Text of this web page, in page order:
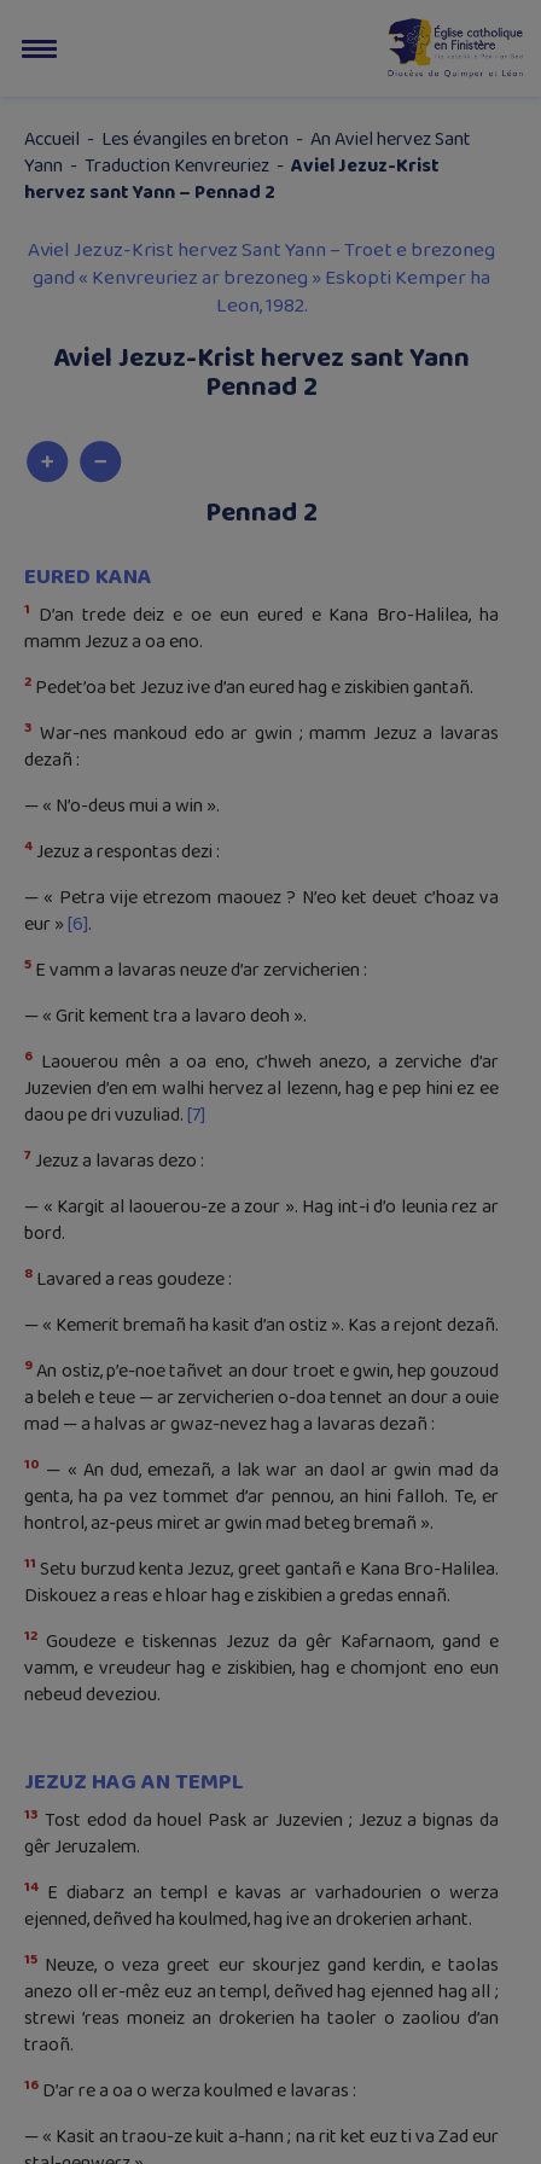
Accueil - Les évangiles en breton - An Aviel hervez Sant
Yann - Traduction Kenvreuriez - Aviel Jezuz-Krist
hervez sant Yann – Pennad 2
Aviel Jezuz-Krist hervez Sant Yann – Troet e brezoneg
gand « Kenvreuriez ar brezoneg » Eskopti Kemper ha
Leon, 1982.
Aviel Jezuz-Krist hervez sant Yann
Pennad 2
Pennad 2
EURED KANA
1 D’an trede deiz e oe eun eured e Kana Bro-Halilea, ha
mamm Jezuz a oa eno.
2 Pedet’oa bet Jezuz ive d’an eured hag e ziskibien gantañ.
3 War-nes mankoud edo ar gwin ; mamm Jezuz a lavaras
dezañ :
— « N’o-deus mui a win ».
4 Jezuz a respontas dezi :
— « Petra vije etrezom maouez ? N’eo ket deuet c’hoaz va
eur »[6].
5 E vamm a lavaras neuze d’ar zervicherien :
— « Grit kement tra a lavaro deoh ».
6 Laouerou mên a oa eno, c’hweh anezo, a zerviche d’ar
Juzevien d’en em walhi hervez al lezenn, hag e pep hini ez ee
daou pe dri vuzuliad.[7]
7 Jezuz a lavaras dezo :
— « Kargit al laouerou-ze a zour ». Hag int-i d’o leunia rez ar
bord.
8 Lavared a reas goudeze :
— « Kemerit bremañ ha kasit d’an ostiz ». Kas a rejont dezañ.
9An ostiz, p’e-noe tañvet an dour troet e gwin, hep gouzoud
a beleh e teue — ar zervicherien o-doa tennet an dour a ouie
mad — a halvas ar gwaz-nevez hag a lavaras dezañ :
10 — « An dud, emezañ, a lak war an daol ar gwin mad da
genta, ha pa vez tommet d’ar pennou, an hini falloh. Te, er
hontrol, az-peus miret ar gwin mad beteg bremañ ».
11 Setu burzud kenta Jezuz, greet gantañ e Kana Bro-Halilea.
Diskouez a reas e hloar hag e ziskibien a gredas ennañ.
12 Goudeze e tiskennas Jezuz da gêr Kafarnaom, gand e
vamm, e vreudeur hag e ziskibien, hag e chomjont eno eun
nebeud deveziou.
JEZUZ HAG AN TEMPL
13 Tost edod da houel Pask ar Juzevien ; Jezuz a bignas da
gêr Jeruzalem.
14 E diabarz an templ e kavas ar varhadourien o werza
ejenned, deñved ha koulmed, hag ive an drokerien arhant.
15 Neuze, o veza greet eur skourjez gand kerdin, e taolas
anezo oll er-mêz euz an templ, deñved hag ejenned hag all ;
strewi ’reas moneiz an drokerien ha taoler o zaoliou d’an
traoñ.
16 D’ar re a oa o werza koulmed e lavaras :
— « Kasit an traou-ze kuit a-hann ; na rit ket euz ti va Zad eur